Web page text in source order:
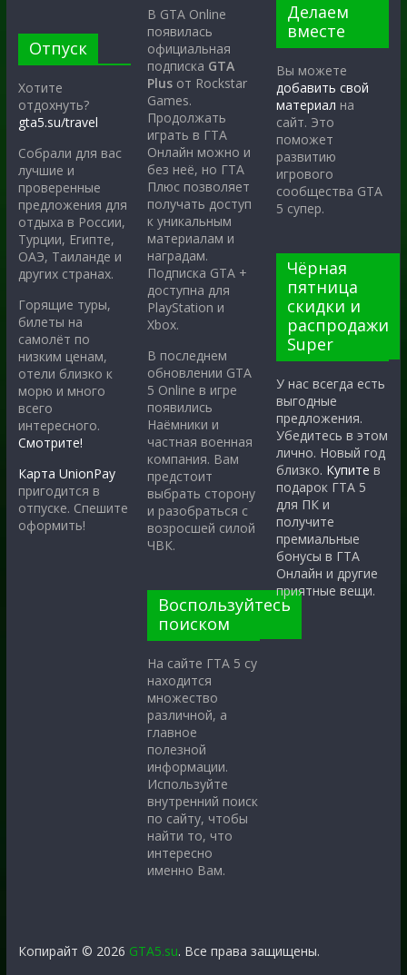
Отпуск
Хотите
отдохнуть?
gta5.su/travel
Собрали для вас
лучшие и
проверенные
предложения для
отдыха в России,
Турции, Египте,
ОАЭ, Таиланде и
других странах.
Горящие туры,
билеты на
самолёт по
низким ценам,
отели близко к
морю и много
всего
интересного.
Смотрите!
Карта UnionPay
пригодится в
отпуске. Спешите
оформить!
В GTA Online
появилась
официальная
подписка GTA
Plus от Rockstar
Games.
Продолжать
играть в ГТА
Онлайн можно и
без неё, но ГТА
Плюс позволяет
получать доступ
к уникальным
материалам и
наградам.
Подписка GTA +
доступна для
PlayStation и
Xbox.
В последнем
обновлении GTA
5 Online в игре
появились
Наёмники и
частная военная
компания. Вам
предстоит
выбрать сторону
и разобраться с
возросшей силой
ЧВК.
Воспользуйтесь
поиском
На сайте ГТА 5 су
находится
множество
различной, а
главное
полезной
информации.
Используйте
внутренний поиск
по сайту, чтобы
найти то, что
интересно
именно Вам.
Делаем
вместе
Вы можете
добавить свой
материал на
сайт. Это
поможет
развитию
игрового
сообщества GTA
5 супер.
Чёрная
пятница
скидки и
распродажи
Super
У нас всегда есть
выгодные
предложения.
Убедитесь в этом
лично. Новый год
близко. Купите в
подарок ГТА 5
для ПК и
получите
премиальные
бонусы в ГТА
Онлайн и другие
приятные вещи.
Копирайт © 2026 GTA5.su. Все права защищены.